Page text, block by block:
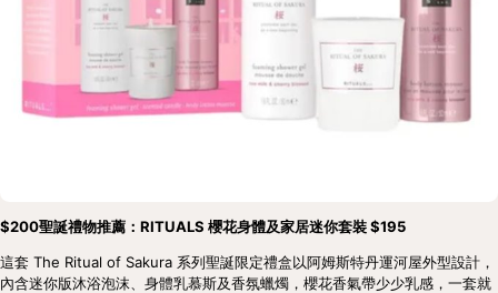
$200聖誕禮物推薦：RITUALS 櫻花身體及家居迷你套裝 $195
這套 The Ritual of Sakura 系列聖誕限定禮盒以阿姆斯特丹運河屋外型設計，
內含迷你版沐浴泡沫、身體乳慕斯及香氛蠟燭，櫻花香氣帶少少乳感，一套就